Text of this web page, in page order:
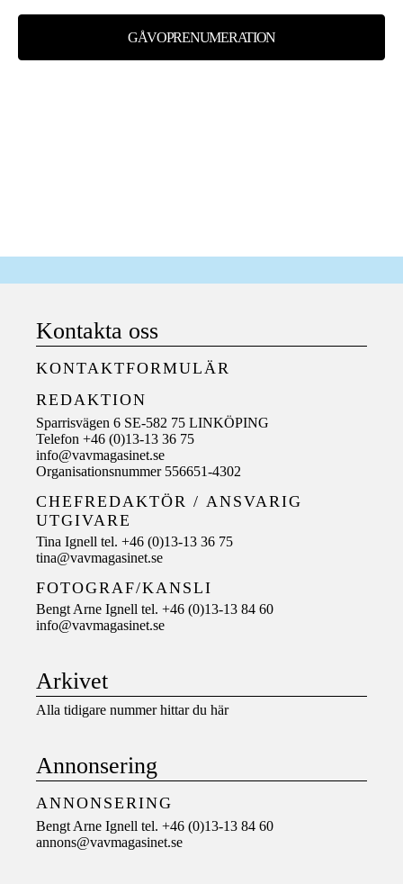
GÅVOPRENUMERATION
Kontakta oss
KONTAKTFORMULÄR
REDAKTION
Sparrisvägen 6 SE-582 75 LINKÖPING
Telefon +46 (0)13-13 36 75
info@vavmagasinet.se
Organisationsnummer 556651-4302
CHEFREDAKTÖR / ANSVARIG
UTGIVARE
Tina Ignell tel. +46 (0)13-13 36 75
tina@vavmagasinet.se
FOTOGRAF/KANSLI
Bengt Arne Ignell tel. +46 (0)13-13 84 60
info@vavmagasinet.se
Arkivet
Alla tidigare nummer hittar du här
Annonsering
ANNONSERING
Bengt Arne Ignell tel. +46 (0)13-13 84 60
annons@vavmagasinet.se